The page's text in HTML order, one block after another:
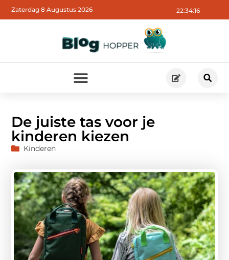
22:34:17
Zaterdag 8 Augustus 2026
De juiste tas voor je
kinderen kiezen
Kinderen